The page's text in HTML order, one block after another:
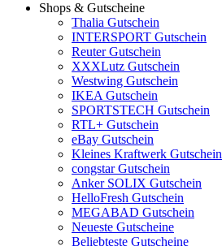
Shops & Gutscheine
Thalia Gutschein
INTERSPORT Gutschein
Reuter Gutschein
XXXLutz Gutschein
Westwing Gutschein
IKEA Gutschein
SPORTSTECH Gutschein
RTL+ Gutschein
eBay Gutschein
Kleines Kraftwerk Gutschein
congstar Gutschein
Anker SOLIX Gutschein
HelloFresh Gutschein
MEGABAD Gutschein
Neueste Gutscheine
Beliebteste Gutscheine